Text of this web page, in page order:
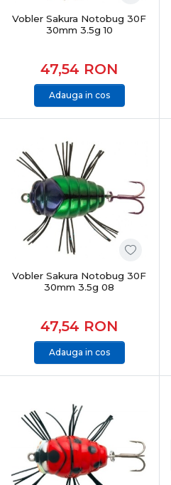
Vobler Sakura Notobug 30F
30mm 3.5g 10
47,54 RON
Adauga in cos
Vobler Sakura Notobug 30F
30mm 3.5g 08
47,54 RON
Adauga in cos